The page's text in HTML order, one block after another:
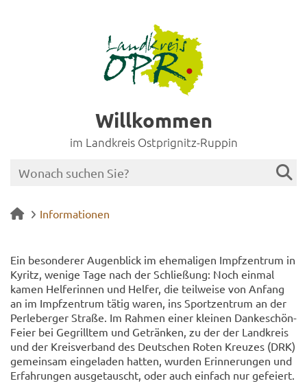
Willkommen
im Landkreis Ostprignitz-Ruppin
Informationen
Ein be­son­de­rer Au­gen­blick im ehe­ma­li­gen Impf­zen­trum in
Ky­ritz, we­ni­ge Tage nach der Schlie­ßung: Noch ein­mal
kamen Hel­fe­rin­nen und Hel­fer, die teil­wei­se von An­fang
an im Impf­zen­trum tätig waren, ins Sport­zen­trum an der
Per­le­ber­ger Stra­ße. Im Rah­men einer klei­nen Dankeschön-​
Feier bei Ge­grill­tem und Ge­trän­ken, zu der der Land­kreis
und der Kreis­ver­band des Deut­schen Roten Kreu­zes (DRK)
ge­mein­sam ein­ge­la­den hat­ten, wur­den Er­in­ne­run­gen und
Er­fah­run­gen aus­ge­tauscht, oder auch ein­fach nur ge­fei­ert.